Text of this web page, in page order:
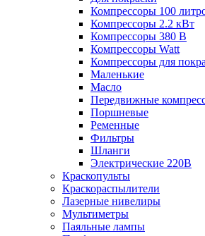
Компрессоры 100
Компрессоры 2.2 кВт
Компрессоры 380 В
Компрессоры Watt
Компрессоры для
Маленькие
Масло
Передвижные
Поршневые
Ременные
Фильтры
Шланги
Электрические 220В
Краскопульты
Краскораспылители
Лазерные нивелиры
Мультиметры
Паяльные лампы